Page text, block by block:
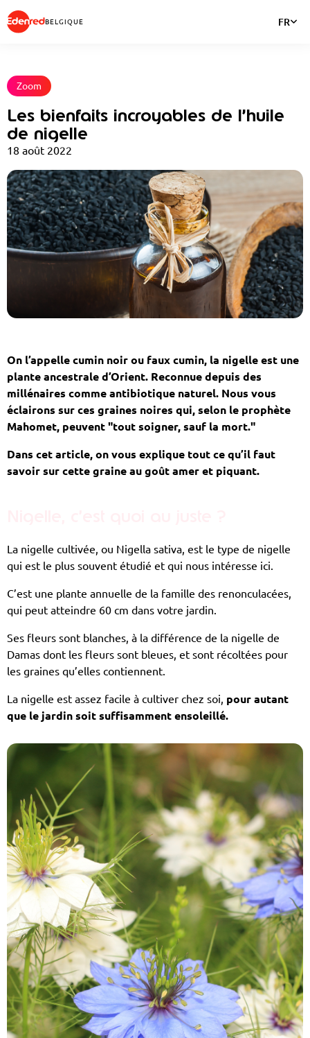
BELGIQUE FR
Zoom
Les bienfaits incroyables de l’huile
de nigelle
18 août 2022
On l’appelle cumin noir ou faux cumin, la nigelle est une
plante ancestrale d’Orient. Reconnue depuis des
millénaires comme antibiotique naturel. Nous vous
éclairons sur ces graines noires qui, selon le prophète
Mahomet, peuvent "tout soigner, sauf la mort."
Dans cet article, on vous explique tout ce qu’il faut
savoir sur cette graine au goût amer et piquant.
La nigelle cultivée, ou Nigella sativa, est le type de nigelle
qui est le plus souvent étudié et qui nous intéresse ici.
C’est une plante annuelle de la famille des renonculacées,
qui peut atteindre 60 cm dans votre jardin.
Ses fleurs sont blanches, à la différence de la nigelle de
Damas dont les fleurs sont bleues, et sont récoltées pour
les graines qu’elles contiennent.
La nigelle est assez facile à cultiver chez soi, pour autant
que le jardin soit suffisamment ensoleillé.